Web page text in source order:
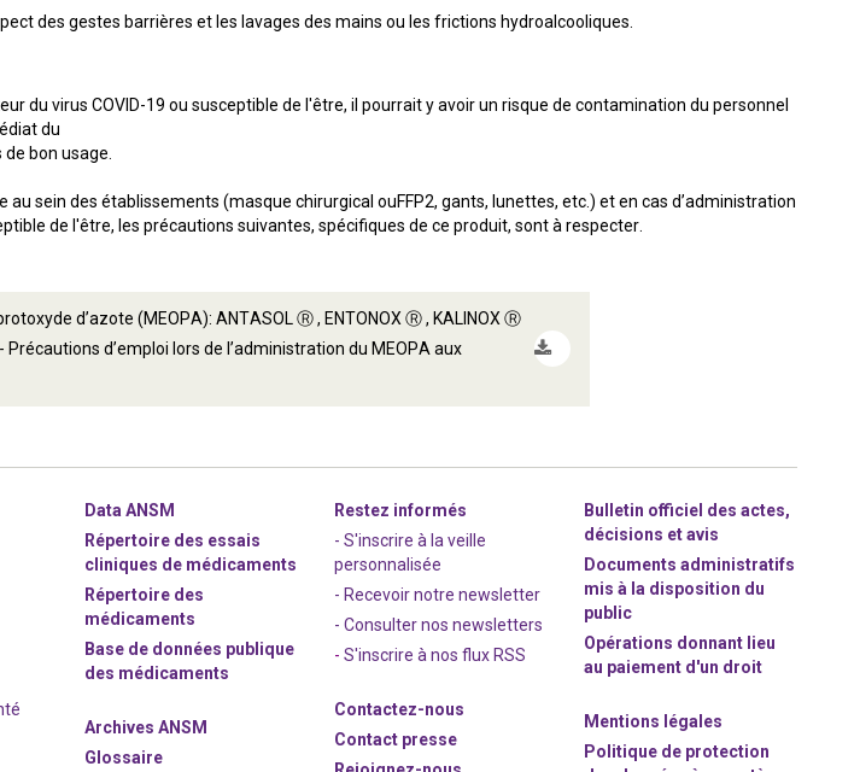
des gestes barrières et les lavages des mains ou les frictions hydroalcooliques.
du virus COVID-19 ou susceptible de l'être, il pourrait y avoir un risque de contamination du personnel
du
bon usage.
au sein des établissements (masque chirurgical ouFFP2, gants, lunettes, etc.) et en cas d’administration
de l'être, les précautions suivantes, spécifiques de ce produit, sont à respecter.
d’azote (MEOPA): ANTASOL Ⓡ , ENTONOX Ⓡ , KALINOX Ⓡ
d’emploi lors de l’administration du MEOPA aux
Data ANSM
Répertoire des essais
cliniques de médicaments
Répertoire des
médicaments
Base de données publique
des médicaments
Archives ANSM
Glossaire
Restez informés
- S'inscrire à la veille
personnalisée
- Recevoir notre newsletter
- Consulter nos newsletters
-S'inscrire à nos flux RSS
Contactez-nous
Contact presse
Bulletin officiel des actes,
décisions et avis
Documents administratifs
mis à la disposition du
public
Opérations donnant lieu
au paiement d'un droit
Mentions légales
Politique de protection